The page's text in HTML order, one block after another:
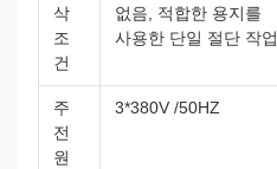
삭
조
건
없음, 적합한 용지를
사용한 단일 절단 작업
주
전
원
3*380V /50HZ